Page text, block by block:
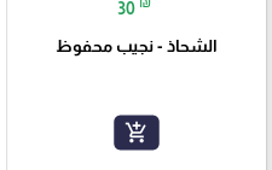
30
الشحاذ - نجيب محفوظ
add_shopping_cart